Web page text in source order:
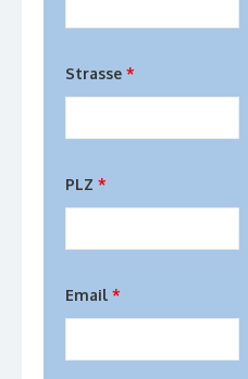
Strasse *
PLZ *
Email *